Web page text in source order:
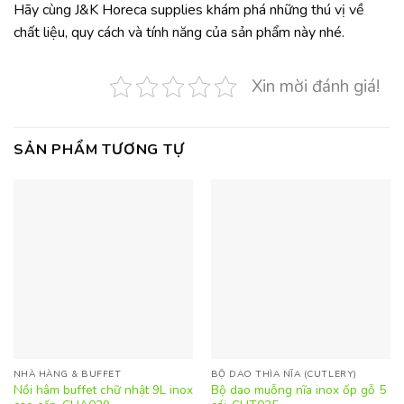
Hãy cùng J&K Horeca supplies khám phá những thú vị về
chất liệu, quy cách và tính năng của sản phẩm này nhé.
Xin mời đánh giá!
SẢN PHẨM TƯƠNG TỰ
NHÀ HÀNG & BUFFET
Nồi hâm buffet chữ nhật 9L inox
BỘ DAO THÌA NĨA (CUTLERY)
Bộ dao muỗng nĩa inox ốp gỗ 5